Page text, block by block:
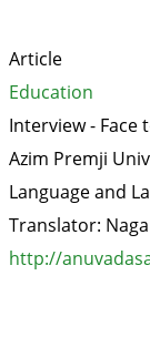
Article
Education
Interview - Face
Azim Premji
Language and
Translator:
http://